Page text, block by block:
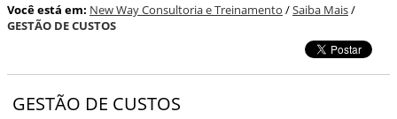
Você está em: New Way Consultoria e Treinamento /Saiba Mais/
GESTÃO DE CUSTOS
GESTÃO DE CUSTOS